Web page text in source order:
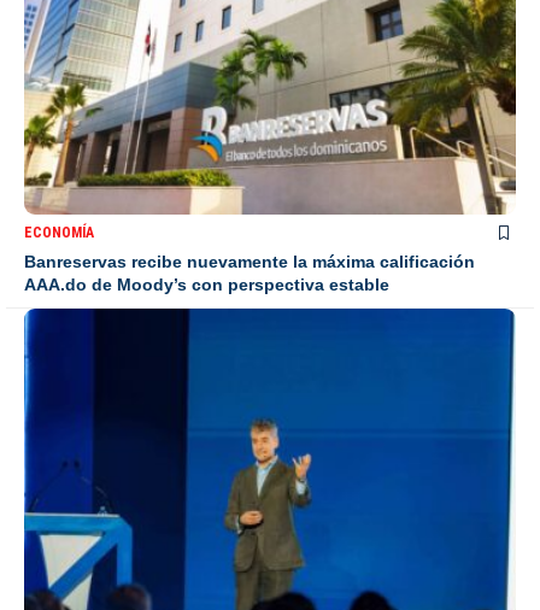
ECONOMÍA
Banreservas recibe nuevamente la máxima calificación
AAA.do de Moody’s con perspectiva estable